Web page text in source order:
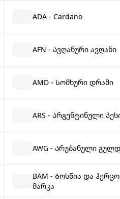
ADA - Cardano
AFN - Ავღანური ავღანი
AMD - Სომხური დრამი
ARS - Არგენტინული
AWG - Არუბანული
BAM - Ბოსნია და
მარკა